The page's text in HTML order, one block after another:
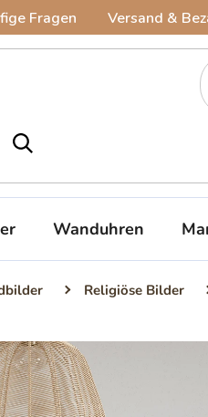
Fragen Versand &
Wanduhren
Religiöse Bilder